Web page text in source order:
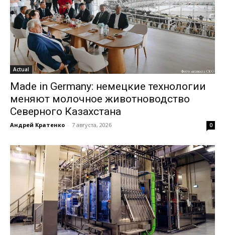
Actual
Made in Germany: немецкие технологии
меняют молочное животноводство
Северного Казахстана
Андрей Кратенко - 7 августа, 2026 0